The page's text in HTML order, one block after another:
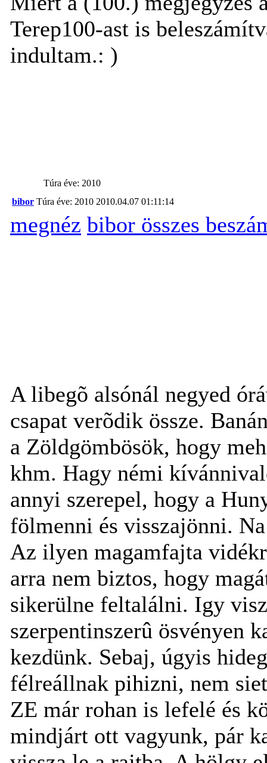
Terep100-ast is
indultam.: )
Túra éve: 2010
bibor Túra éve: 2010 2010.04.07 01:11:14
megnéz bibor összes
A libegõ alsónál negyed
csapat verõdik össze.
a Zöldgömbösök, hogy
khm. Hagy némi
annyi szerepel, hogy a
fölmenni és visszajönni.
Az ilyen magamfajta
arra nem biztos, hogy
sikerülne feltalálni. Igy
szerpentinszerû ösvényen
kezdünk. Sebaj, úgyis
félreállnak pihizni, nem
ZE már rohan is lefelé és
mindjárt ott vagyunk, pár